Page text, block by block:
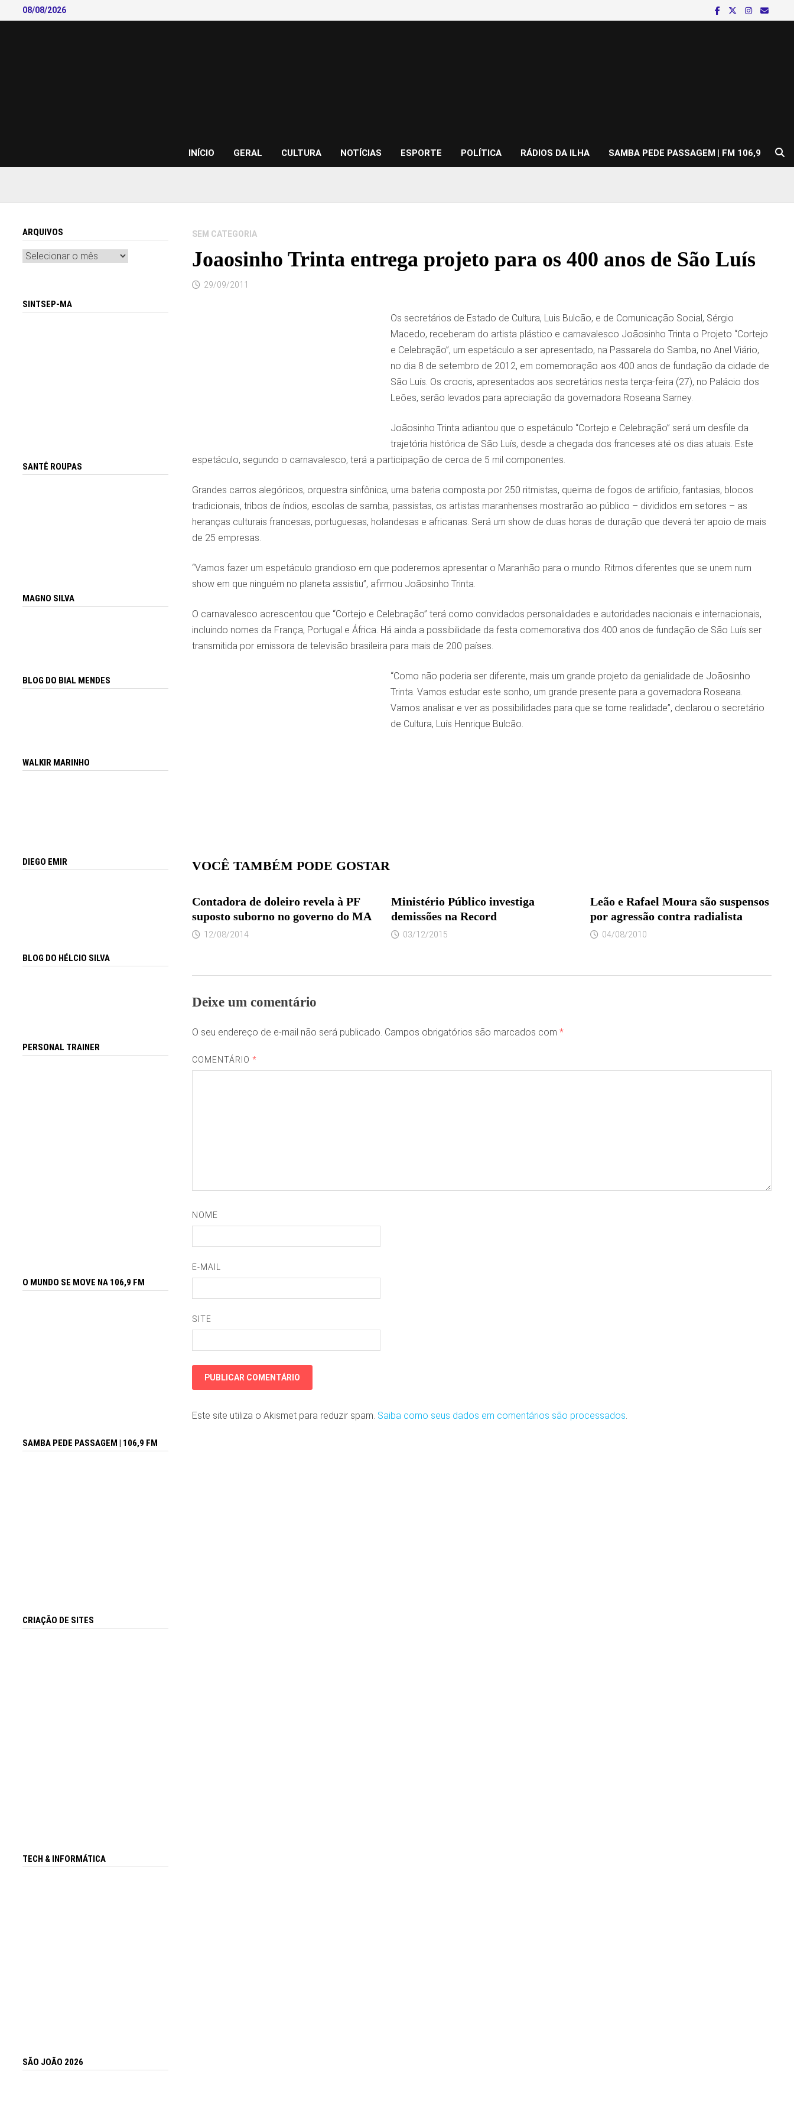
to
08/08/2026
INÍCIO GERAL CULTURA NOTÍCIAS ESPORTE POLÍTICA RÁDIOS DA ILHA SAMBA PEDE PASSAGEM | FM 106,9
SEM CATEGORIA
Joaosinho Trinta entrega projeto para os 400 anos de São Luís
29/09/2011
Os secretários de Estado de Cultura, Luis Bulcão, e de Comunicação Social, Sérgio
Macedo, receberam do artista plástico e carnavalesco Joãosinho Trinta o Projeto “Cortejo
e Celebração”, um espetáculo a ser apresentado, na Passarela do Samba, no Anel Viário,
no dia 8 de setembro de 2012, em comemoração aos 400 anos de fundação da cidade de
São Luís. Os crocris, apresentados aos secretários nesta terça-feira (27), no Palácio dos
Leões, serão levados para apreciação da governadora Roseana Sarney.
Joãosinho Trinta adiantou que o espetáculo “Cortejo e Celebração” será um desfile da
trajetória histórica de São Luís, desde a chegada dos franceses até os dias atuais. Este
espetáculo, segundo o carnavalesco, terá a participação de cerca de 5 mil componentes.
Grandes carros alegóricos, orquestra sinfônica, uma bateria composta por 250 ritmistas, queima de fogos de artifício, fantasias, blocos
tradicionais, tribos de índios, escolas de samba, passistas, os artistas maranhenses mostrarão ao público – divididos em setores – as
heranças culturais francesas, portuguesas, holandesas e africanas. Será um show de duas horas de duração que deverá ter apoio de mais
de 25 empresas.
“Vamos fazer um espetáculo grandioso em que poderemos apresentar o Maranhão para o mundo. Ritmos diferentes que se unem num
show em que ninguém no planeta assistiu”, afirmou Joãosinho Trinta.
O carnavalesco acrescentou que “Cortejo e Celebração” terá como convidados personalidades e autoridades nacionais e internacionais,
incluindo nomes da França, Portugal e África. Há ainda a possibilidade da festa comemorativa dos 400 anos de fundação de São Luís ser
transmitida por emissora de televisão brasileira para mais de 200 países.
“Como não poderia ser diferente, mais um grande projeto da genialidade de Joãosinho
Trinta. Vamos estudar este sonho, um grande presente para a governadora Roseana.
Vamos analisar e ver as possibilidades para que se torne realidade”, declarou o secretário
de Cultura, Luís Henrique Bulcão.
VOCÊ TAMBÉM PODE GOSTAR
Contadora de doleiro revela à PF
suposto suborno no governo do MA
12/08/2014
Ministério Público investiga
demissões na Record
03/12/2015
Leão e Rafael Moura são suspensos
por agressão contra radialista
04/08/2010
Deixe um comentário
O seu endereço de e-mail não será publicado. Campos obrigatórios são marcados com *
COMENTÁRIO*
NOME
E-MAIL
SITE
Este site utiliza o Akismet para reduzir spam. Saiba como seus dados em comentários são processados.
ARQUIVOS
Arquivos
SINTSEP-MA
SANTÊ ROUPAS
MAGNO SILVA
BLOG DO BIAL MENDES
WALKIR MARINHO
DIEGO EMIR
BLOG DO HÉLCIO SILVA
PERSONAL TRAINER
O MUNDO SE MOVE NA 106,9 FM
SAMBA PEDE PASSAGEM | 106,9 FM
CRIAÇÃO DE SITES
TECH & INFORMÁTICA
SÃO JOÃO 2026